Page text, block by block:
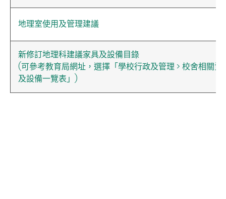
地理室使用及管理建議
新修訂地理科建議家具及設備目錄
(可參考教育局網址，選擇「學校行政及管理 > 校舍相關資
及設備一覽表」)